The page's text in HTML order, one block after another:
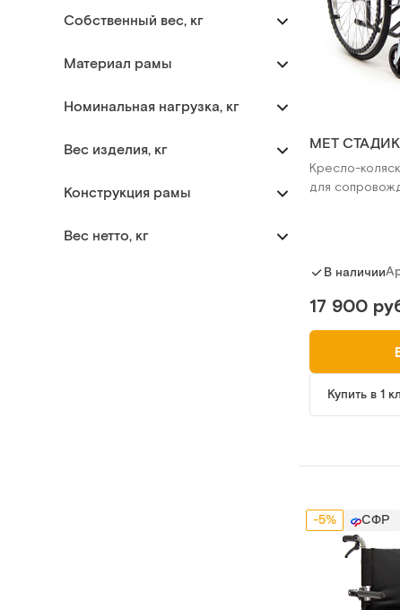
Собственный вес, кг
Материал рамы
Номинальная нагрузка, кг
Вес изделия, кг
Конструкция рамы
Вес нетто, кг
MET
Кресло-
для
В наличии
17 900
Купить в 1
-5% СФР